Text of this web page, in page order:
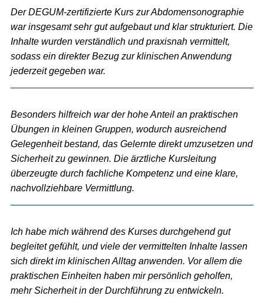
Der DEGUM-zertifizierte Kurs zur Abdomensonographie
war insgesamt sehr gut aufgebaut und klar strukturiert. Die
Inhalte wurden verständlich und praxisnah vermittelt,
sodass ein direkter Bezug zur klinischen Anwendung
jederzeit gegeben war.
Besonders hilfreich war der hohe Anteil an praktischen
Übungen in kleinen Gruppen, wodurch ausreichend
Gelegenheit bestand, das Gelernte direkt umzusetzen und
Sicherheit zu gewinnen. Die ärztliche Kursleitung
überzeugte durch fachliche Kompetenz und eine klare,
nachvollziehbare Vermittlung.
Ich habe mich während des Kurses durchgehend gut
begleitet gefühlt, und viele der vermittelten Inhalte lassen
sich direkt im klinischen Alltag anwenden. Vor allem die
praktischen Einheiten haben mir persönlich geholfen,
mehr Sicherheit in der Durchführung zu entwickeln.